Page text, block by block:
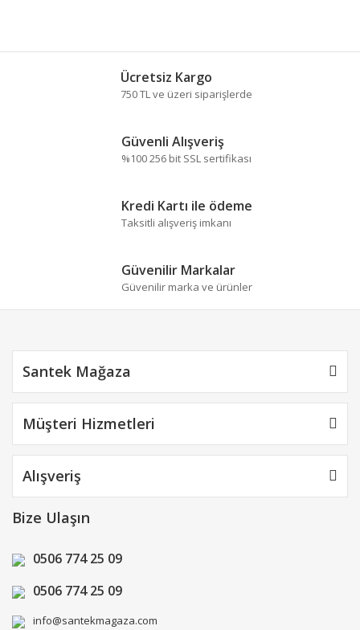
Ücretsiz Kargo
750 TL ve üzeri siparişlerde
Güvenli Alışveriş
%100 256 bit SSL sertifikası
Kredi Kartı ile ödeme
Taksitli alışveriş imkanı
Güvenilir Markalar
Güvenilir marka ve ürünler
Santek Mağaza
Müşteri Hizmetleri
Alışveriş
Bize Ulaşın
0506 774 25 09
0506 774 25 09
info@santekmagaza.com